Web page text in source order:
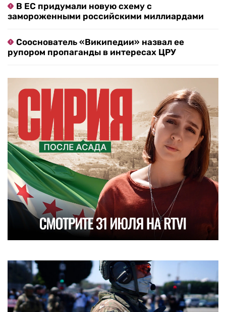
В ЕС придумали новую схему с
замороженными российскими миллиардами
Сооснователь «Википедии» назвал ее
рупором пропаганды в интересах ЦРУ